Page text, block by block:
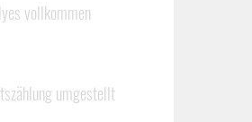
vollkommen
umgestellt